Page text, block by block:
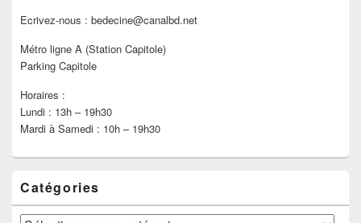
Ecrivez-nous : bedecine@canalbd.net
Métro ligne A (Station Capitole)
Parking Capitole
Horaires :
Lundi : 13h – 19h30
Mardi à Samedi : 10h – 19h30
Catégories